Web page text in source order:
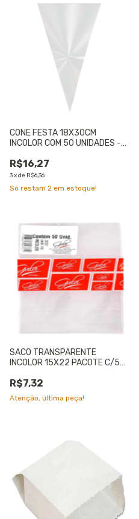
CONE FESTA 18X30CM
INCOLOR COM 50 UNIDADES -
R$16,27
3xde R$6,36
Só restam 2 em estoque!
SACO TRANSPARENTE
INCOLOR 15X22 PACOTE C/50
R$7,32
Atenção, última peça!